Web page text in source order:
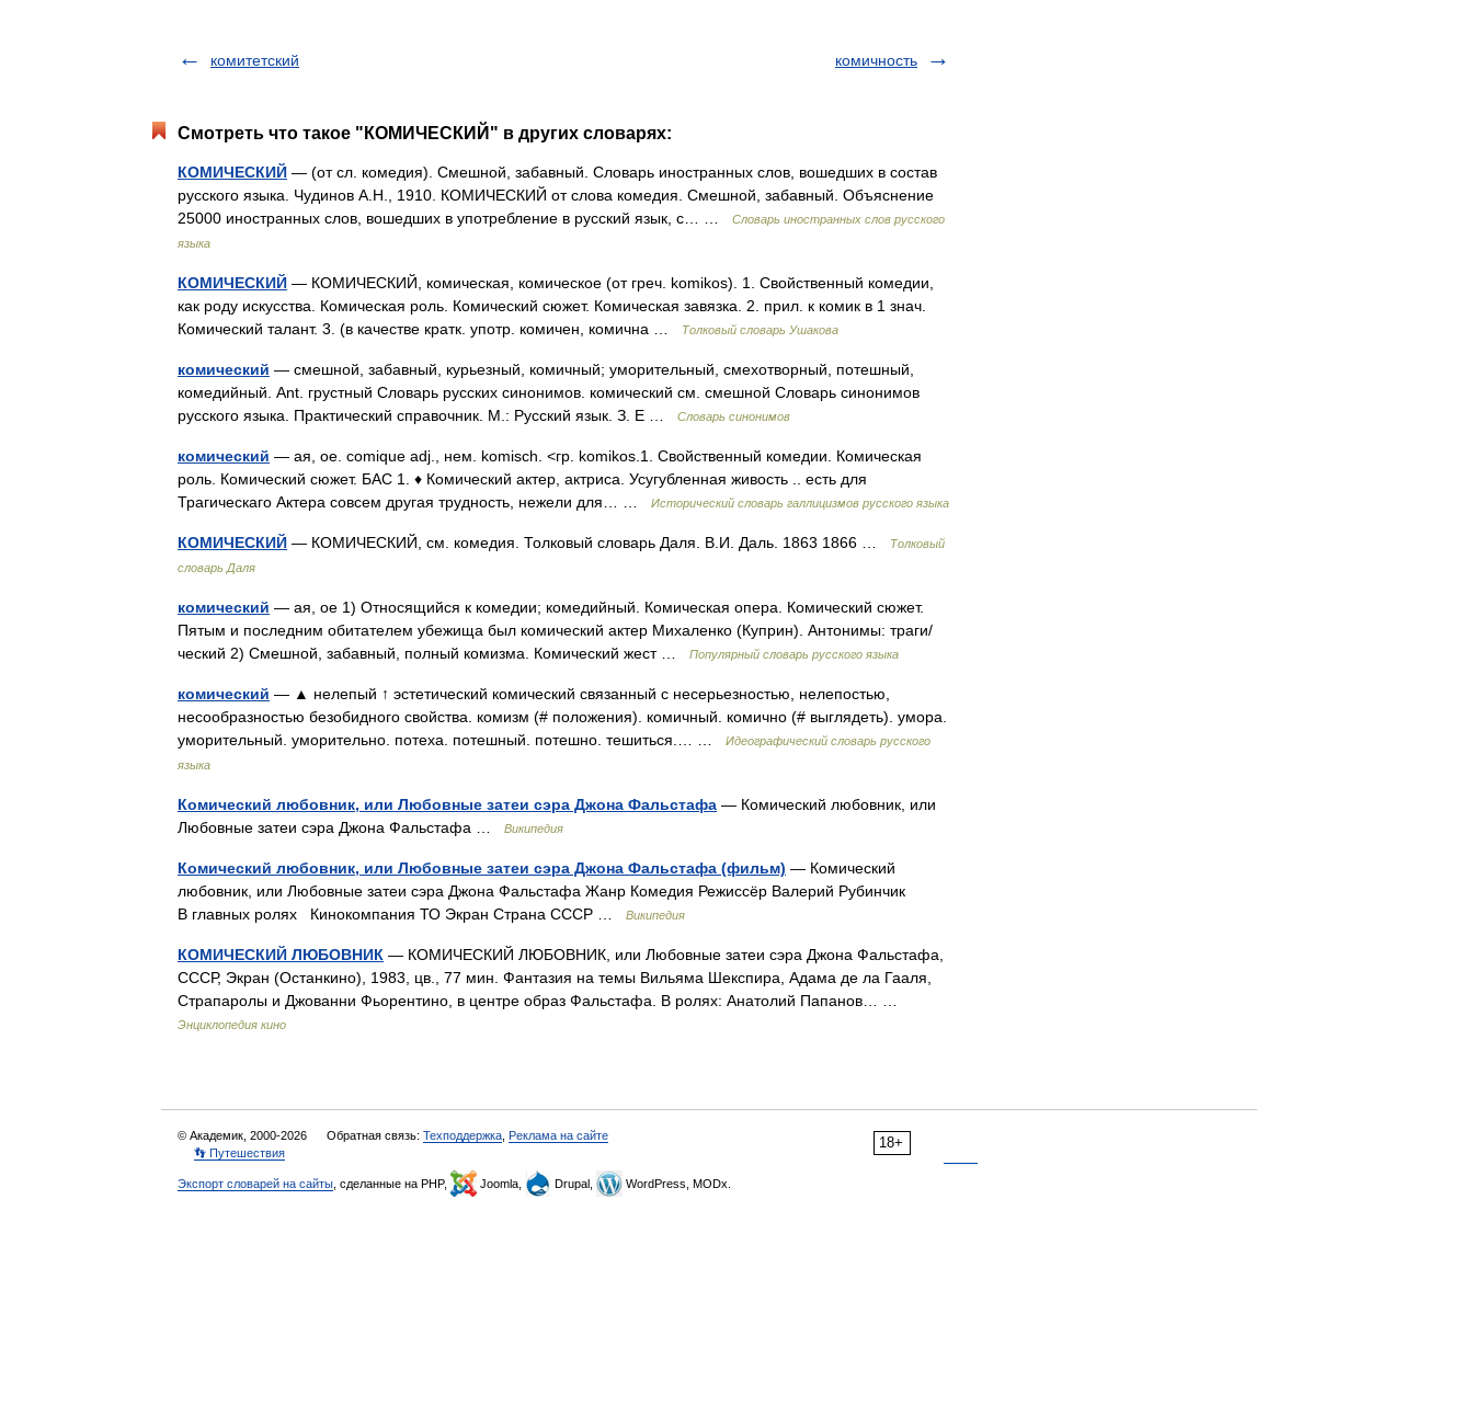
комитетский комичность
Смотреть что такое "КОМИЧЕСКИЙ" в других словарях:
КОМИЧЕСКИЙ — (от сл. комедия). Смешной, забавный. Словарь иностранных слов, вошедших в состав
русского языка. Чудинов А.Н., 1910. КОМИЧЕСКИЙ от слова комедия. Смешной, забавный. Объяснение
25000 иностранных слов, вошедших в употребление в русский язык, с… …
Словарь иностранных слов русского
языка
КОМИЧЕСКИЙ — КОМИЧЕСКИЙ, комическая, комическое (от греч. komikos). 1. Свойственный комедии,
как роду искусства. Комическая роль. Комический сюжет. Комическая завязка. 2. прил. к комик в 1 знач.
Комический талант. 3. (в качестве кратк. употр. комичен, комична …
Толковый словарь Ушакова
комический — смешной, забавный, курьезный, комичный; уморительный, смехотворный, потешный,
комедийный. Ant. грустный Словарь русских синонимов. комический см. смешной Словарь синонимов
русского языка. Практический справочник. М.: Русский язык. З. Е …
Словарь синонимов
комический — ая, ое. comique adj., нем. komisch. <гр. komikos.1. Свойственный комедии. Комическая
роль. Комический сюжет. БАС 1. ♦ Комический актер, актриса. Усугубленная живость .. есть для
Трагическаго Актера совсем другая трудность, нежели для… …
Исторический словарь галлицизмов русского языка
КОМИЧЕСКИЙ — КОМИЧЕСКИЙ, см. комедия. Толковый словарь Даля. В.И. Даль. 1863 1866 …
Толковый
словарь Даля
комический — ая, ое 1) Относящийся к комедии; комедийный. Комическая опера. Комический сюжет.
Пятым и последним обитателем убежища был комический актер Михаленко (Куприн). Антонимы: траги/
ческий 2) Смешной, забавный, полный комизма. Комический жест …
Популярный словарь русского языка
комический — ▲ нелепый ↑ эстетический комический связанный с несерьезностью, нелепостью,
несообразностью безобидного свойства. комизм (# положения). комичный. комично (# выглядеть). умора.
уморительный. уморительно. потеха. потешный. потешно. тешиться.… …
Идеографический словарь русского
языка
Комический любовник, или Любовные затеи сэра Джона Фальстафа — Комический любовник, или
Любовные затеи сэра Джона Фальстафа …
Википедия
Комический любовник, или Любовные затеи сэра Джона Фальстафа (фильм) — Комический
любовник, или Любовные затеи сэра Джона Фальстафа Жанр Комедия Режиссёр Валерий Рубинчик
В главных ролях Кинокомпания ТО Экран Страна СССР …
Википедия
КОМИЧЕСКИЙ ЛЮБОВНИК — КОМИЧЕСКИЙ ЛЮБОВНИК, или Любовные затеи сэра Джона Фальстафа,
СССР, Экран (Останкино), 1983, цв., 77 мин. Фантазия на темы Вильяма Шекспира, Адама де ла Гааля,
Страпаролы и Джованни Фьорентино, в центре образ Фальстафа. В ролях: Анатолий Папанов… …
Энциклопедия кино
18+
© Академик, 2000-2026 Обратная связь: Техподдержка Реклама на сайте
👣 Путешествия
Экспорт словарей на сайты , сделанные на PHP, Joomla, Drupal, WordPress, MODx.